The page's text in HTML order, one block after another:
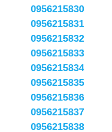
0956215830
0956215831
0956215832
0956215833
0956215834
0956215835
0956215836
0956215837
0956215838